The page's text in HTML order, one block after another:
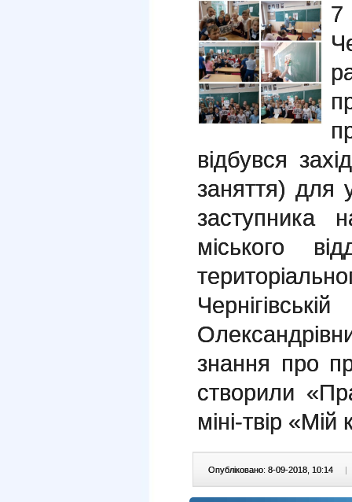
7
відбувся
заняття) для
заступника
міського
знання про
створили
міні-твір
Опубліковано: 8-09-2018, 10:14 |